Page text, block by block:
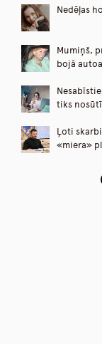
Nedēļas
Mumiņš,
bojā
tiks
Ļoti
«miera»